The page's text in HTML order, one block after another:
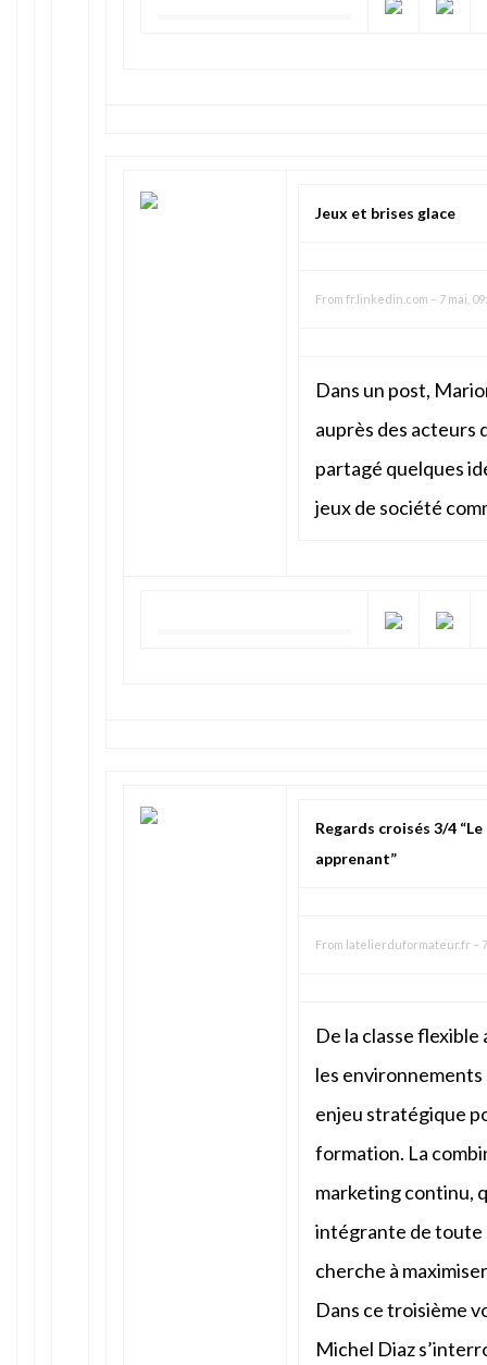
Jeux et brises glace
From fr.linkedin.com – 7 mai,
Dans un post,
auprès des acteurs
partagé quelques
jeux de société
Regards croisés 3/4
apprenant”
From latelierduformateur.fr –
De la classe
les
enjeu stratégique
formation. La
marketing continu,
intégrante de
cherche à
Dans ce troisième
Michel Diaz